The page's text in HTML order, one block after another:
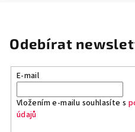
Odebírat
E-mail
Vložením e-mailu souhlasíte s
údajů